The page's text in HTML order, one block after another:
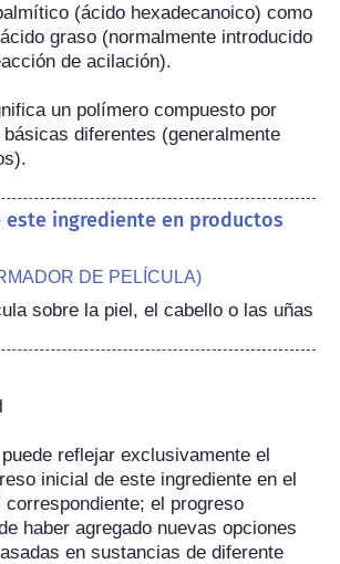
(ácido hexadecanoico) como
graso (normalmente introducido
de acilación).
un polímero compuesto por
diferentes (generalmente
este ingrediente en productos
DE PELÍCULA)
sobre la piel, el cabello o las uñas
reflejar exclusivamente el
inicial de este ingrediente en el
el progreso
haber agregado nuevas opciones
en sustancias de diferente